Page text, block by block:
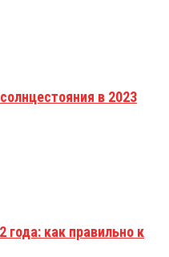
в 2023
года: как правильно к